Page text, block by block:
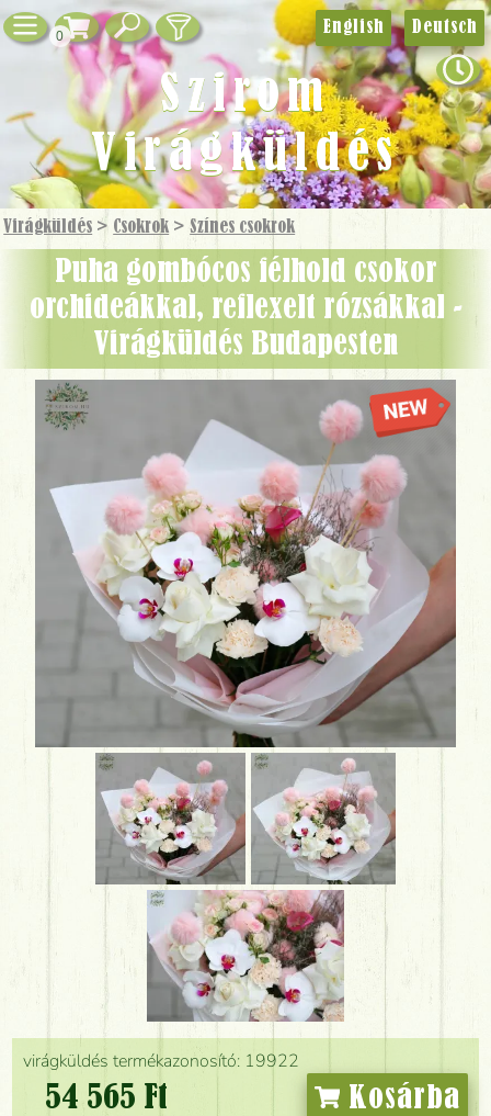
0
Virágküldés > Csokrok >Színes csokrok
Puha gombócos félhold csokor
orchideákkal, reflexelt rózsákkal -
Virágküldés Budapesten
virágküldés termékazonosító: 19922
54 565 Ft Kosárba
English Deutsch
Szirom
Virágküldés